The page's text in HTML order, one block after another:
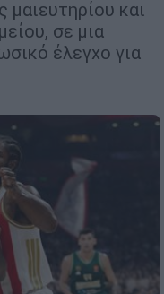
και
σε μια
έλεγχο για